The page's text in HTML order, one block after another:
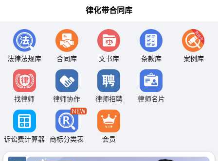
律化带合同库
法律法规库 合同库 文书库 条款库 案例库
找律师 律师协作 律师招聘 律师名片
诉讼费计算器 商标分类表 会员